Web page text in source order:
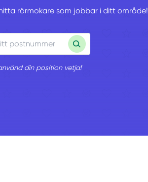
rörmokare som jobbar i ditt område!
din position vetja!